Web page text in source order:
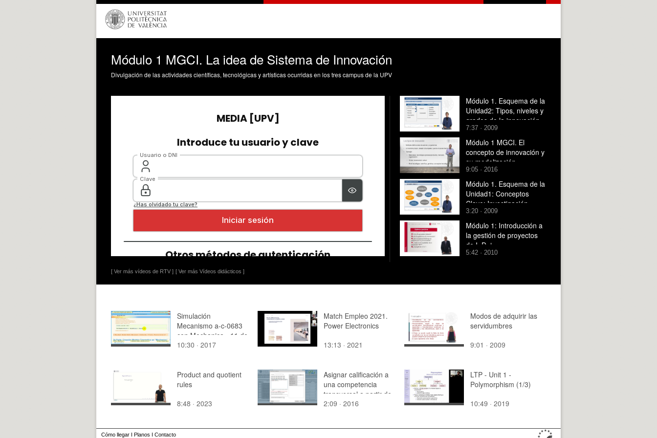
Módulo 1 MGCI. La idea de Sistema de Innovación
Divulgación de las actividades científicas, tecnológicas y artísticas ocurridas en los tres campus de la UPV
[ Ver más vídeos de RTV ] [ Ver más Vídeos didácticos ]
Módulo 1. Esquema de la
Unidad2: Tipos, niveles y
grados de la innovación
7:37 · 2009
Módulo 1 MGCI. El
concepto de innovación y
su modelización
9:05 · 2016
Módulo 1. Esquema de la
Unidad1: Conceptos
Clave: Investigación,
desarrollo, innovación,
ciencia, tecnología
3:20 · 2009
Módulo 1: Introducción a
la gestión de proyectos
de I+D+i
5:42 · 2010
Simulación
Mecanismo a-c-0683
con Mechanica - 11 de
13
10:30 · 2017
Match Empleo 2021.
Power Electronics
13:13 · 2021
Modos de adquirir las
servidumbres
9:01 · 2009
Product and quotient
rules
8:48 · 2023
Asignar calificación a
una competencia
transversal a partir de
una fórmula
2:09 · 2016
LTP - Unit 1 -
Polymorphism (1/3)
10:49 · 2019
Cómo llegar I Planos I Contacto